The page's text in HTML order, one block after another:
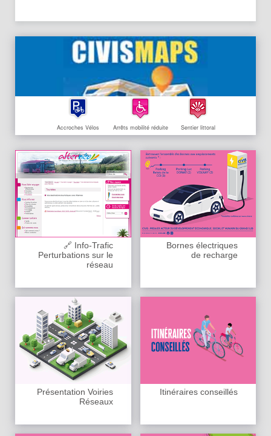
Accroches Vélos Arrêts mobilité réduite Sentier littoral
🔗 Info-Trafic
Perturbations sur le
réseau
Bornes électriques
de recharge
Présentation Voiries
Réseaux
Itinéraires conseillés